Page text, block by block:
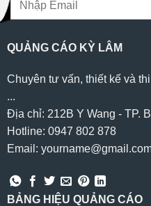
QUẢNG CÁO KỲ LÂM
Chuyên tư vấn, thiết kế và
...
Địa chỉ: 212B Y Wang - TP.
Hotline: 0947 802 878
Email:
BẢNG HIỆU QUẢNG CÁO